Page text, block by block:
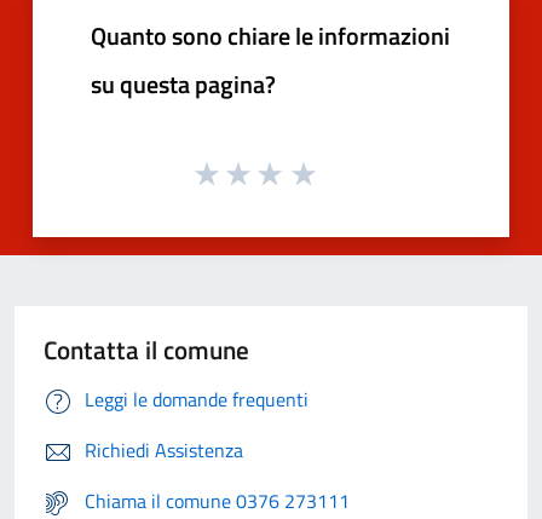
Quanto sono chiare le informazioni
su questa pagina?
Contatta il comune
Leggi le domande frequenti
Richiedi Assistenza
Chiama il comune 0376 273111